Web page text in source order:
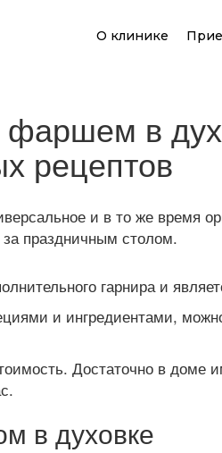
О клинике
фаршем в
рецептов
и в то же время
праздничным столом.
гарнира и
и ингредиентами,
Достаточно в доме
в духовке